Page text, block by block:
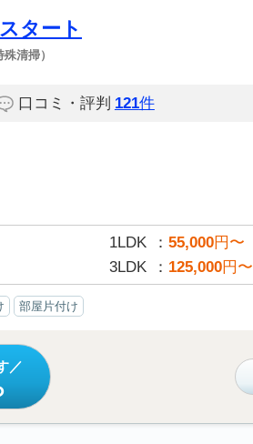
タート
清掃）
口コミ・評判 121件
1LDK 55,000円〜
3LDK 125,000円〜
部屋片付け